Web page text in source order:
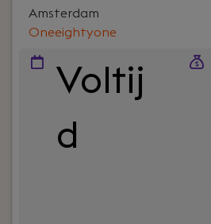
Oneeightyone
Amsterdam
Voltij
d